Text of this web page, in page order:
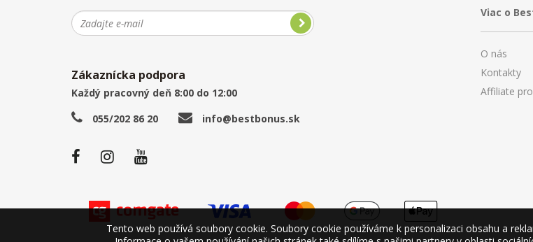
Tento web používá soubory cookie. Soubory cookie používáme k personalizaci obsahu a
Zákaznícka podpora
Každý pracovný deň 8:00 do 12:00
055/202 86 20
info@bestbonus.sk
Viac o
O nás
Kontakty
Affiliate